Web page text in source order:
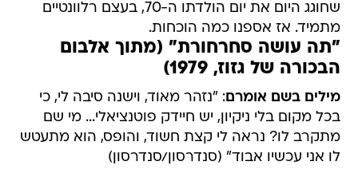
שחוגג היום את יום הולדתו ה-70, בעצם רלוונטיים
מתמיד. אז אספנו כמה הוכחות.
"תה עושה סחרחורת" (מתוך אלבום
הבכורה של גזוז, 1979)
מילים בשם אומרם: "נזהר מאוד, וישנה סיבה לי, כי
בכל מקום בלי ניקיון, יש חיידק פוטנציאלי... מי שם
מתקרב לו? נראה לי קצת חשוד, והופס, הוא מתעטש
לו אני עכשיו אבוד" (סנדרסון/סנדרסון)